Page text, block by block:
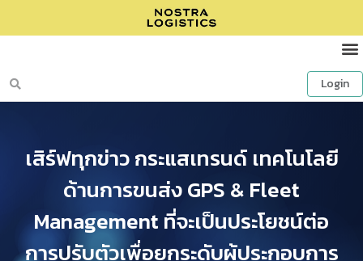
Login
เสิร์ฟทุกข่าว กระแสเทรนด์ เทคโนโลยี
ด้านการขนส่ง GPS & Fleet
Management ที่จะเป็นประโยชน์ต่อ
การปรับตัวเพื่อยกระดับผู้ประกอบการ